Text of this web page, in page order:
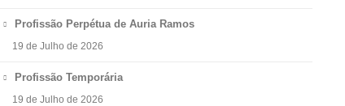
Profissão Perpétua de Auria Ramos
19 de Julho de 2026
Profissão Temporária
19 de Julho de 2026